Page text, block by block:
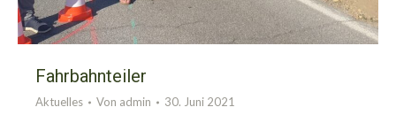
Fahrbahnteiler
Aktuelles Von admin 30. Juni 2021